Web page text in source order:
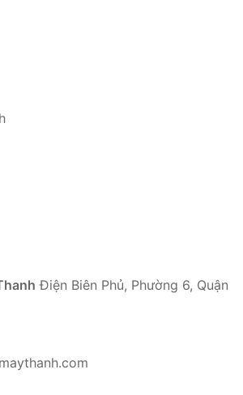
Điện Biên Phủ, Phường 6, Quận